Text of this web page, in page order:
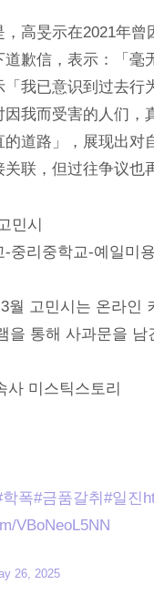
，高旻示在2021年
道歉信，表示：「毫
我已意识到过去行
因我而受害的人们，
的道路」，展现出对
联，但过往争议也
민시
-중리중학교-예일미
월 고민시는 온라인
을 통해 사과문을 남
사 미스틱스토리
학폭#금품갈취#일진
VBoNeoL5NN
26, 2025